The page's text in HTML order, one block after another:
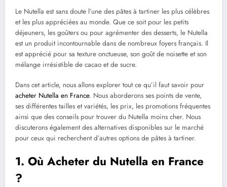
Le Nutella est sans doute l’une des pâtes à tartiner les plus célèbres
et les plus appréciées au monde. Que ce soit pour les petits
déjeuners, les goûters ou pour agrémenter des desserts, le Nutella
est un produit incontournable dans de nombreux foyers français. Il
est apprécié pour sa texture onctueuse, son goût de noisette et son
mélange irrésistible de cacao et de sucre.
Dans cet article, nous allons explorer tout ce qu’il faut savoir pour
acheter Nutella en France. Nous aborderons ses points de vente,
ses différentes tailles et variétés, les prix, les promotions fréquentes
ainsi que des conseils pour trouver du Nutella moins cher. Nous
discuterons également des alternatives disponibles sur le marché
pour ceux qui recherchent d’autres options de pâtes à tartiner.
1. Où Acheter du Nutella en France
?